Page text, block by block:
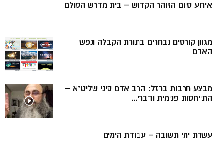
אירוע סיום הזוהר הקדוש – בית מדרש הסולם
מגוון קורסים נבחרים בתורת הקבלה ונפש
האדם
מבצע חרבות ברזל: הרב אדם סיני שליט”א –
התייחסות פנימית ודברי...
עשרת ימי תשובה – עבודת הימים